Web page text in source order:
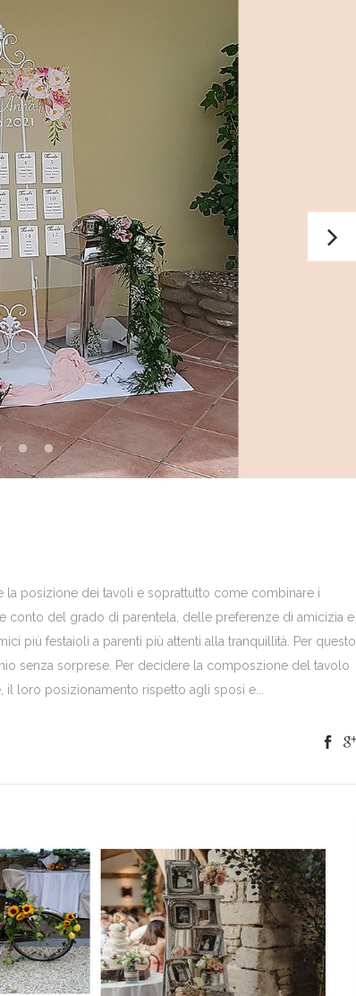
posizione dei tavoli e soprattutto come combinare i
conto del grado di parentela, delle preferenze di amicizia e
più festaioli a parenti più attenti alla tranquillità. Per questo
senza sorprese. Per decidere la composzione del tavolo
loro posizionamento rispetto agli sposi e...